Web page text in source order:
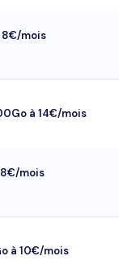
8€/mois
à 14€/mois
mois
à 10€/mois